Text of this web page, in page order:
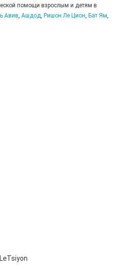
помощи взрослым и детям в
Авив, Ашдод, Ришон Ле Цион, Бат Ям,